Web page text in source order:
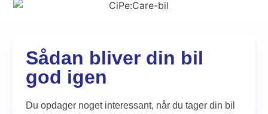
Sådan bliver din bil
god igen
Du opdager noget interessant, når du tager din bil